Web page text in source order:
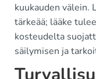
kuukauden välein.
tärkeää; lääke
kosteudelta
säilymisen ja